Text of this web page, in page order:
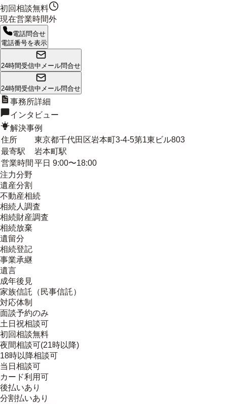
初回相談無料
現在営業時間外
電話問合せ
電話番号を表示
24時間受信中 メール問合せ
24時間受信中 メール問合せ
事務所詳細
インタビュー
解決事例
住所
東京都千代田区岩本町3-4-5第1東ビル803
最寄駅
岩本町駅
営業時間 平日 9:00〜18:00
注力分野
遺産分割
不動産相続
相続人調査
相続財産調査
相続放棄
遺留分
相続登記
事業承継
遺言
成年後見
家族信託（民事信託）
対応体制
面談予約のみ
土日祝相談可
初回相談無料
夜間相談可(21時以降)
18時以降相談可
当日相談可
カード利用可
後払いあり
分割払いあり